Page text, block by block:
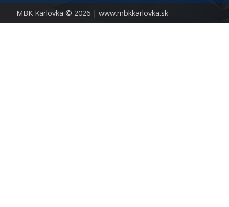
MBK Karlovka © 2026 | www.mbkkarlovka.sk